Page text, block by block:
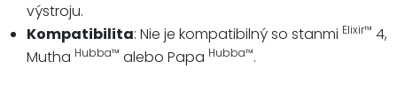
výstroju.
Kompatibilita: Nie je kompatibilný so stanmi Elixir™ 4,
Mutha Hubba™ alebo Papa Hubba™.